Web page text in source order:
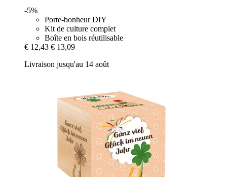
-5%
Porte-bonheur DIY
Kit de culture complet
Boîte en bois réutilisable
€ 12,43 € 13,09
Livraison jusqu'au 14 août